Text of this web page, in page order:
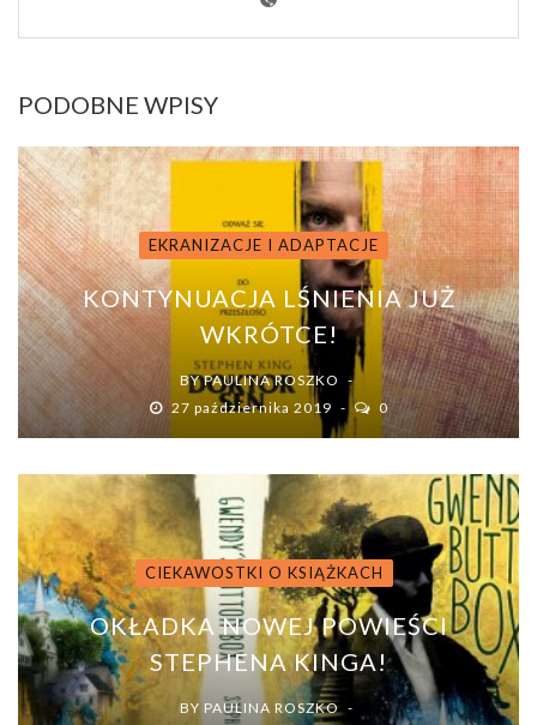
PODOBNE WPISY
EKRANIZACJE I ADAPTACJE
KONTYNUACJA LŚNIENIA JUŻ
WKRÓTCE!
BYPAULINA ROSZKO
27 października 2019
0
CIEKAWOSTKI O KSIĄŻKACH
OKŁADKA NOWEJ POWIEŚCI
STEPHENA KINGA!
BY PAULINA ROSZKO